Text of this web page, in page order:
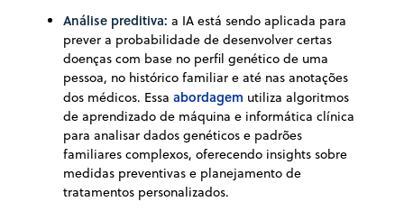
Análise preditiva: a IA está sendo aplicada para
prever a probabilidade de desenvolver certas
doenças com base no perfil genético de uma
pessoa, no histórico familiar e até nas anotações
dos médicos. Essa abordagem utiliza algoritmos
de aprendizado de máquina e informática clínica
para analisar dados genéticos e padrões
familiares complexos, oferecendo insights sobre
medidas preventivas e planejamento de
tratamentos personalizados.